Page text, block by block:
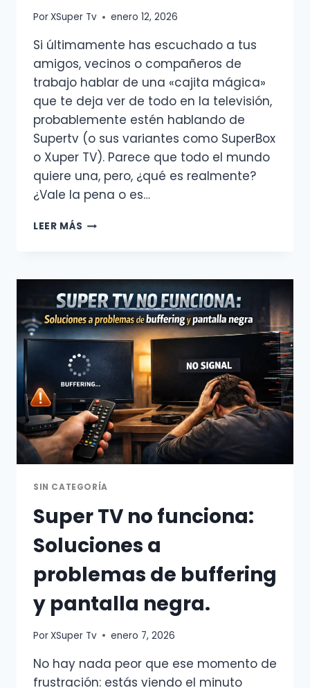
PorXSuper Tv enero 12, 2026
Si últimamente has escuchado a tus
amigos, vecinos o compañeros de
trabajo hablar de una «cajita mágica»
que te deja ver de todo en la televisión,
probablemente estén hablando de
Supertv (o sus variantes como SuperBox
o Xuper TV). Parece que todo el mundo
quiere una, pero, ¿qué es realmente?
¿Vale la pena o es…
LEER MÁS ¿QUÉ
SUPER
TV?
TODO
LO
QUE
NECESITAS
SABER
SOBRE
ESTA
FAMOSA
ANDROID
TV
BOX.
SIN CATEGORÍA
Super TV no funciona:
Soluciones a
problemas de buffering
y pantalla negra.
PorXSuper Tv enero 7, 2026
No hay nada peor que ese momento de
frustración: estás viendo el minuto